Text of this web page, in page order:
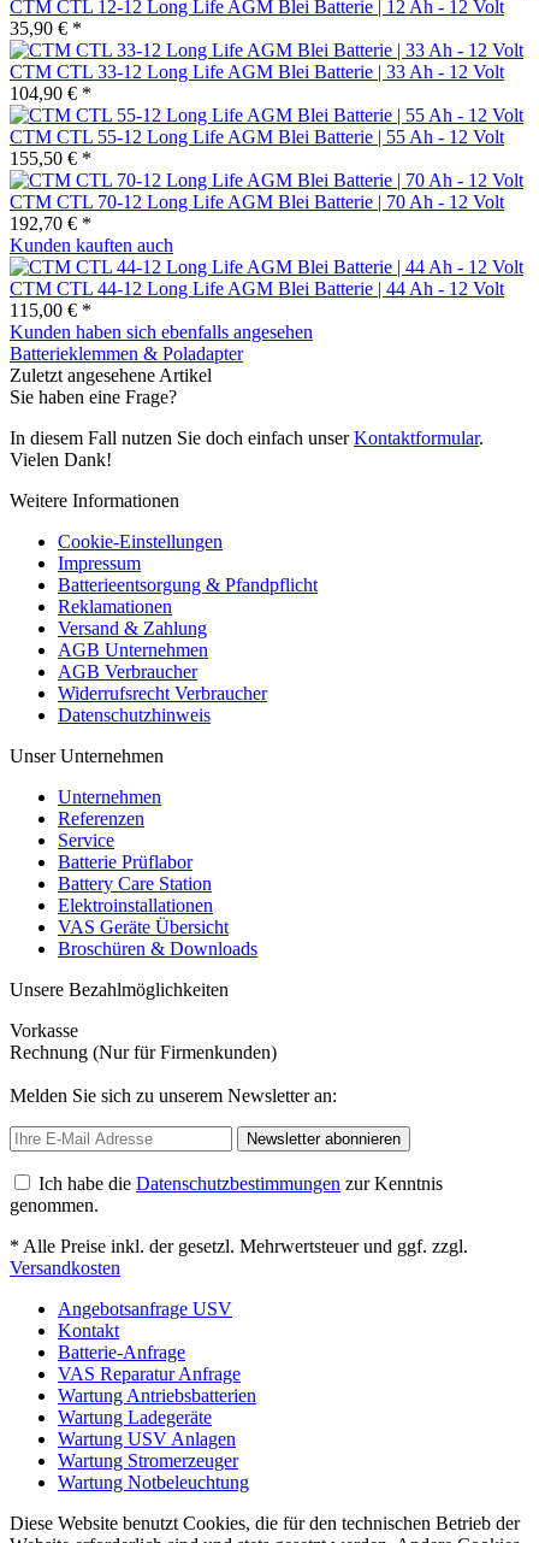
CTM CTL 12-12 Long Life AGM Blei Batterie | 12 Ah - 12 Volt
35,90 € *
CTM CTL 33-12 Long Life AGM Blei Batterie | 33 Ah - 12 Volt
104,90 € *
CTM CTL 55-12 Long Life AGM Blei Batterie | 55 Ah - 12 Volt
155,50 € *
CTM CTL 70-12 Long Life AGM Blei Batterie | 70 Ah - 12 Volt
192,70 € *
Kunden kauften auch
CTM CTL 44-12 Long Life AGM Blei Batterie | 44 Ah - 12 Volt
115,00 € *
Kunden haben sich ebenfalls angesehen
Batterieklemmen & Poladapter
Zuletzt angesehene Artikel
Sie haben eine Frage?
In diesem Fall nutzen Sie doch einfach unserKontaktformular.
Vielen Dank!
Weitere Informationen
Cookie-Einstellungen
Impressum
Batterieentsorgung & Pfandpflicht
Reklamationen
Versand & Zahlung
AGB Unternehmen
AGB Verbraucher
Widerrufsrecht Verbraucher
Datenschutzhinweis
Unser Unternehmen
Unternehmen
Referenzen
Service
Batterie Prüflabor
Battery Care Station
Elektroinstallationen
VAS Geräte Übersicht
Broschüren & Downloads
Unsere Bezahlmöglichkeiten
Vorkasse
Rechnung (Nur für Firmenkunden)
Melden Sie sich zu unserem Newsletter an:
Newsletter abonnieren
Ich habe die Datenschutzbestimmungen zur Kenntnis
genommen.
* Alle Preise inkl. der gesetzl. Mehrwertsteuer und ggf. zzgl.
Versandkosten
Angebotsanfrage USV
Kontakt
Batterie-Anfrage
VAS Reparatur Anfrage
Wartung Antriebsbatterien
Wartung Ladegeräte
Wartung USV Anlagen
Wartung Stromerzeuger
Wartung Notbeleuchtung
Diese Website benutzt Cookies, die für den technischen Betrieb der